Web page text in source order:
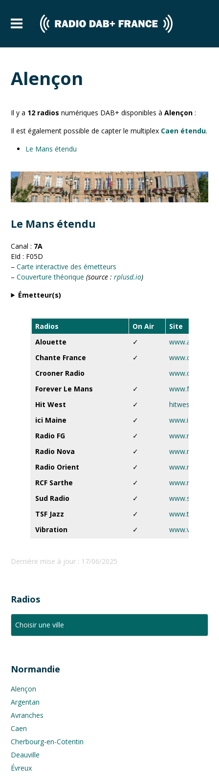
Alençon
Il y a 12 radios numériques DAB+ disponibles àAlençon :
Il est également possible de capter le multiplex Caen étendu.
Le Mans étendu
Le Mans étendu
Canal : 7A
EId : F05D
–Carte interactive des émetteurs
–Couverture théorique (source :rplusd.io)
Émetteur(s)
Radios On Air
Site
Alouette
✓
Chante France
✓
Crooner Radio
Forever Le Mans
✓
Hit West
✓
hitwest.ouest-
ici Maine
✓
www.ici.fr
Radio FG
✓
Radio Nova
✓
www.nova.fr
Radio Orient
✓
RCF Sarthe
✓
www.rcf.fr
Sud Radio
✓
TSF Jazz
✓
Vibration
✓
Dernière mise à jour : 17/06/2025
Radios
Normandie
Alençon
Argentan
Avranches
Caen
Cherbourg-en-Cotentin
Deauville
Évreux